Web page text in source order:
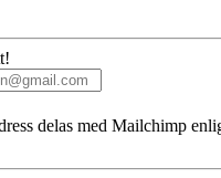
delas med Mailchimp